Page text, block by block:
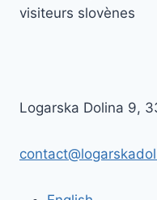
visiteurs slovènes
Logarska Dolina 9,